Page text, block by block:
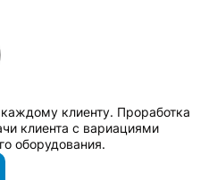
клиенту. Проработка
клиента с вариациями
оборудования.